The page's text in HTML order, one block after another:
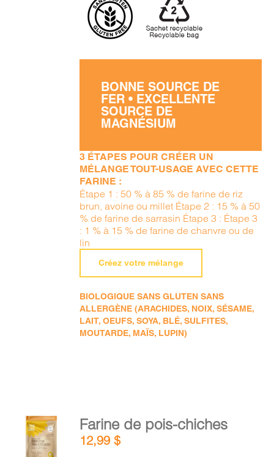
BONNE SOURCE DE
FER • EXCELLENTE
SOURCE DE
MAGNÉSIUM
3 ÉTAPES POUR CRÉER UN
MÉLANGE TOUT-USAGE AVEC CETTE
FARINE :
Étape 1 : 50 % à 85 % de farine de riz
brun, avoine ou millet Étape 2 : 15 % à 50
% de farine de sarrasin Étape 3 : Étape 3
: 1 % à 15 % de farine de chanvre ou de
lin
Créez votre mélange
BIOLOGIQUE SANS GLUTEN SANS
ALLERGÈNE (ARACHIDES, NOIX, SÉSAME,
LAIT, OEUFS, SOYA, BLÉ, SULFITES,
MOUTARDE, MAÏS, LUPIN)
AJOUTER
AU
PANIER
Farine de pois-chiches
12,99$